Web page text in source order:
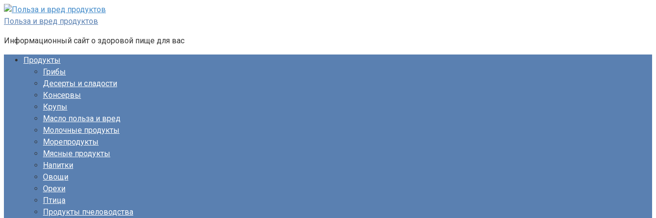
Перейти
к
Польза и вред продуктов
Информационный сайт о здоровой пище для вас
Продукты
Грибы
Десерты и сладости
Консервы
Крупы
Масло польза и вред
Молочные продукты
Морепродукты
Мясные продукты
Напитки
Овощи
Орехи
Птица
Продукты пчеловодства